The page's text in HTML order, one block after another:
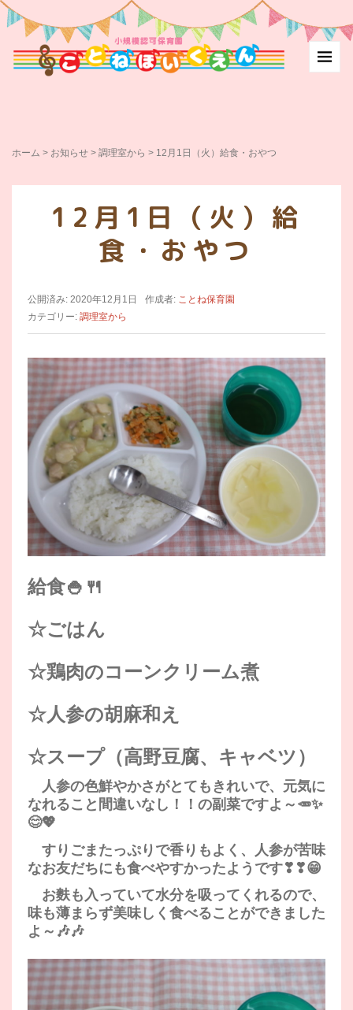
ホーム > お知らせ > 調理室から > 12月1日（火）給食・おやつ
12月1日（火）給
食・おやつ
公開済み: 2020年12月1日 作成者: ことね保育園
カテゴリー: 調理室から
給食🍚🍴
☆ごはん
☆鶏肉のコーンクリーム煮
☆人参の胡麻和え
☆スープ（高野豆腐、キャベツ）
人参の色鮮やかさがとてもきれいで、元気に
なれること間違いなし！！の副菜ですよ～🥕✨
😊💖
すりごまたっぷりで香りもよく、人参が苦味
なお友だちにも食べやすかったようです❣❣😁
お麩も入っていて水分を吸ってくれるので、
味も薄まらず美味しく食べることができました
よ～🎶🎶